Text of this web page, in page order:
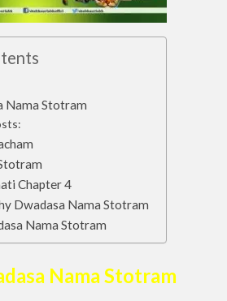
Nama Stotram
Chapter 4
Dwadasa Nama Stotram
Nama Stotram
Nama Stotram